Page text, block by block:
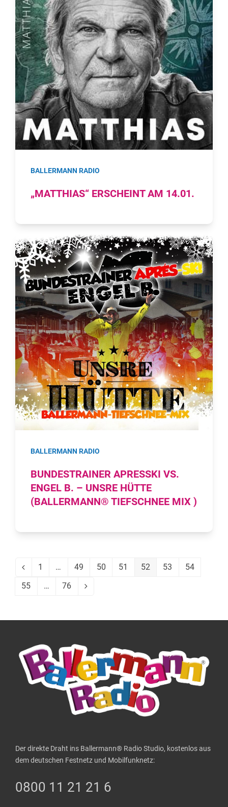
BALLERMANN RADIO
„MATTHIAS“ ERSCHEINT AM 14.01.
BALLERMANN RADIO
BUNDESTRAINER APRESSKI VS.
ENGEL B. – UNSRE HÜTTE
(BALLERMANN® TIEFSCHNEE MIX )
Vorheriger
Seite
1 … Seite
49 Seite
50 Seite
51 Seite
52 Seite
53 Seite
54
Seite
55 … Seite
76 Vorwärts
Der direkte Draht ins Ballermann® Radio Studio, kostenlos aus
dem deutschen Festnetz und Mobilfunknetz:
0800 11 21 21 6